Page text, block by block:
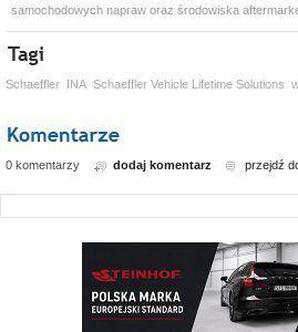
samochodowych napraw oraz środowiska
Schaeffler INA Schaeffler Vehicle Lifetime Solutions
0 komentarzy dodaj komentarz przejdź